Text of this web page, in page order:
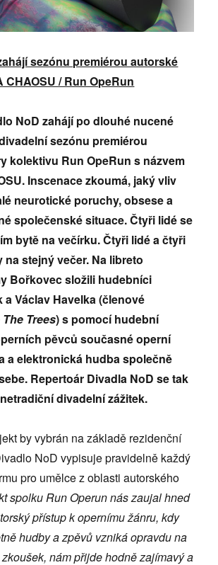
sezónu premiérou autorské
CHAOSU / Run OpeRun
NoD zahájí po dlouhé nucené
sezónu premiérou
kolektivu Run OpeRun s názvem
Inscenace zkoumá, jaký vliv
neurotické poruchy, obsese a
společenské situace. Čtyři lidé se
bytě na večírku. Čtyři lidé a čtyři
na stejný večer. Na libreto
Bořkovec složili hudebníci
Václav Havelka (členové
Trees) s pomocí hudební
pěvců současné operní
a elektronická hudba společně
Repertoár Divadla NoD se tak
divadelní zážitek.
by vybrán na základě rezidenční
NoD vypisuje pravidelně každý
pro umělce z oblasti autorského
spolku Run Operun nás zaujal hned
přístup k opernímu žánru, kdy
hudby a zpěvů vzniká opravdu na
nám přijde hodně zajímavý a